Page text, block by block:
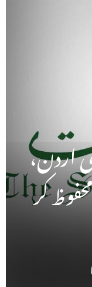
اردن،
کر